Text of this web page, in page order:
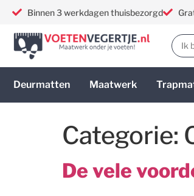
Binnen 3 werkdagen thuisbezorgd
Deurmatten Maatwerk
Categorie:
De vele